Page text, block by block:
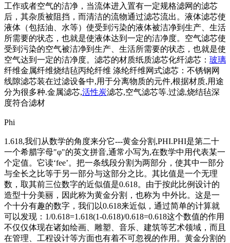
工作或者空气的洁净，当流体进入置有一定规格滤网的滤芯
后，其杂质被阻挡，而清洁的流物通过滤芯流出。液体滤芯使
液体（包括油、水等）使受到污染的液体被洁净到生产、生活
所需要的状态，也就是使液体达到一定的洁净度。空气滤芯使
受到污染的空气被洁净到生产、生活所需要的状态，也就是使
空气达到一定的洁净度。滤芯的材质纸质滤芯化纤滤芯： 玻璃
纤维金属纤维烧结毡丙纶纤维 涤纶纤维网式滤芯：不锈钢网
线隙滤芯装在过滤设备中,用于分离物质的元件,根据材质,用途
分为很多种.金属滤芯,活性炭滤芯,空气滤芯等.过滤,烧结毡深
度符合滤材
Phi
1.618,我们从数学的角度来分它---黄金分割,PHI.PHI是第二十
一个希腊字母"φ"的英文拼音,通常小写为,在数学中用代表某一
个定值。它读‘fee’。把一条线段分割为两部分，使其中一部分
与全长之比等于另一部分与这部分之比。其比值是一个无理
数，取其前三位数字的近似值是0.618。由于按此比例设计的
造型十分美丽，因此称为黄金分割，也称为 中外比。这是一
个十分有趣的数字，我们以0.618来近似，通过简单的计算就
可以发现：1/0.618=1.618(1-0.618)/0.618=0.618这个数值的作用
不仅仅体现在诸如绘画、雕塑、音乐、建筑等艺术领域，而且
在管理、工程设计等方面也有着不可忽视的作用。黄金分割的